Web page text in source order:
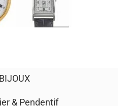
BIJOUX
& Pendentif